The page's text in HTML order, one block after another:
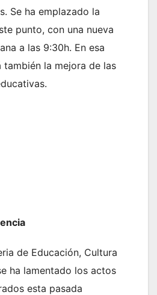
Se ha emplazado la
punto, con una nueva
a las 9:30h. En esa
también la mejora de las
de Educación, Cultura
ha lamentado los actos
esta pasada